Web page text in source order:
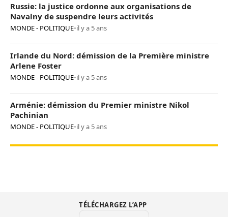
Russie: la justice ordonne aux organisations de
Navalny de suspendre leurs activités
MONDE - POLITIQUE•il y a 5 ans
Irlande du Nord: démission de la Première ministre
Arlene Foster
MONDE - POLITIQUE•il y a 5 ans
Arménie: démission du Premier ministre Nikol
Pachinian
MONDE - POLITIQUE•il y a 5 ans
TÉLÉCHARGEZ L’APP